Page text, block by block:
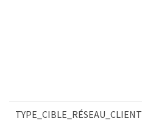
TYPE_CIBLE_RÉSEAU_CLIENT